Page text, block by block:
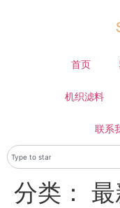
首页
机织滤料
联系
分类：